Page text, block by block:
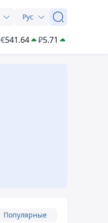
Рус
€541.64 ₽5.71
Популярные